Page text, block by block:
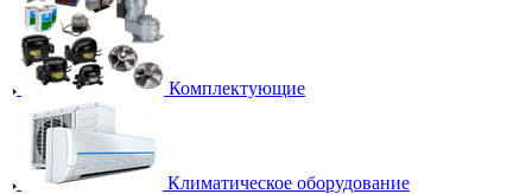
Комплектующие
Климатическое оборудование